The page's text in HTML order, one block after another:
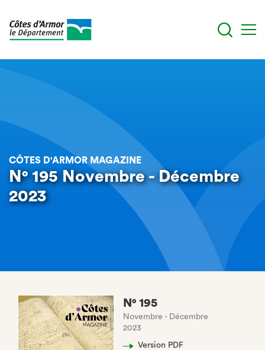
CÔTES D'ARMOR MAGAZINE
N° 195 Novembre - Décembre
2023
N° 195
Novembre - Décembre
2023
Version PDF